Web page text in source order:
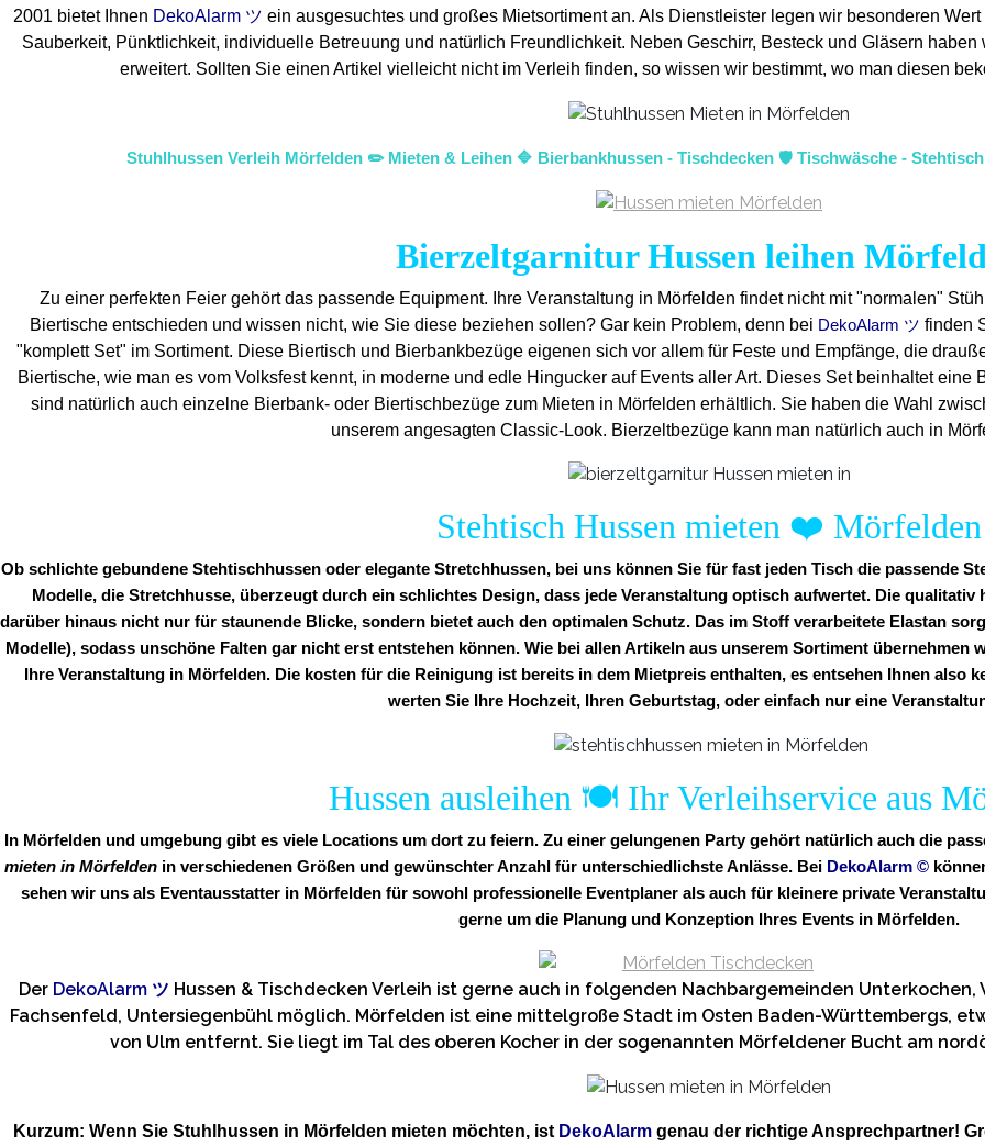
2001 bietet Ihnen DekoAlarm ツ ein ausgesuchtes und großes Mietsortiment an. Als Dienstleister legen wir besonderen
Sauberkeit, Pünktlichkeit, individuelle Betreuung und natürlich Freundlichkeit. Neben Geschirr, Besteck und Gläsern
erweitert. Sollten Sie einen Artikel vielleicht nicht im Verleih finden, so wissen wir bestimmt, wo man diesen
Stuhlhussen Verleih Mörfelden ✏️ Mieten & Leihen 🔷 Bierbankhussen - Tischdecken 🛡️ Tischwäsche -
Bierzeltgarnitur Hussen leihen
Zu einer perfekten Feier gehört das passende Equipment.
Ihre Veranstaltung in Mörfelden findet nicht mit "normalen"
Biertische entschieden und wissen nicht, wie Sie diese beziehen sollen? Gar kein Problem, denn bei DekoAlarm ツ finden
"komplett Set" im Sortiment. Diese Biertisch und Bierbankbezüge eigenen sich vor allem für Feste und Empfänge, die
Biertische, wie man es vom Volksfest kennt, in moderne und edle Hingucker auf Events aller Art. Dieses Set beinhaltet
sind natürlich auch einzelne Bierbank- oder Biertischbezüge zum Mieten in Mörfelden erhältlich. Sie haben die Wahl
unserem angesagten Classic-Look. Bierzeltbezüge kann man natürlich auch in
Stehtisch Hussen mieten ❤️ Mörfelden
Ob schlichte gebundene Stehtischhussen oder elegante Stretchhussen, bei uns können Sie für fast jeden Tisch die passende
Modelle, die Stretchhusse, überzeugt durch ein schlichtes Design, dass jede Veranstaltung optisch aufwertet. Die
darüber hinaus nicht nur für staunende Blicke, sondern bietet auch den optimalen Schutz. Das im Stoff verarbeitete Elastan
Modelle), sodass unschöne Falten gar nicht erst entstehen können. Wie bei allen Artikeln aus unserem Sortiment
Ihre Veranstaltung in Mörfelden. Die kosten für die Reinigung ist bereits in dem Mietpreis enthalten, es entsehen Ihnen also
werten Sie Ihre Hochzeit, Ihren Geburtstag, oder einfach nur eine
Hussen ausleihen 🍽️ Ihr Verleihservice aus
In Mörfelden und umgebung gibt es viele Locations um dort zu feiern. Zu einer gelungenen Party gehört natürlich auch die
mieten in Mörfelden in verschiedenen Größen und gewünschter Anzahl für unterschiedlichste Anlässe. Bei DekoAlarm ©
sehen wir uns als Eventausstatter in Mörfelden für sowohl professionelle Eventplaner als auch für kleinere private
gerne um die Planung und Konzeption Ihres Events in Mörfelden.
Der DekoAlarm ツ Hussen & Tischdecken Verleih ist gerne auch in folgenden Nachbargemeinden
Fachsenfeld, Untersiegenbühl möglich. Mörfelden ist eine mittelgroße Stadt im Osten Baden-Württembergs,
von Ulm entfernt. Sie liegt im Tal des oberen Kocher in der sogenannten Mörfeldener Bucht am
Kurzum: Wenn Sie Stuhlhussen in Mörfelden mieten möchten, ist DekoAlarmgenau der richtige Ansprechpartner!